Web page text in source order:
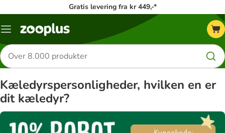
Gratis levering fra kr 449,-*
Menu
Søg
efter
produkter
Kæledyrspersonligheder, hvilken en er
dit kæledyr?